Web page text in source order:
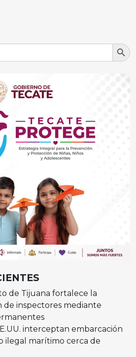
Search
de Tijuana fortalece la
de inspectores mediante
interceptan embarcación
ilegal marítimo cerca de